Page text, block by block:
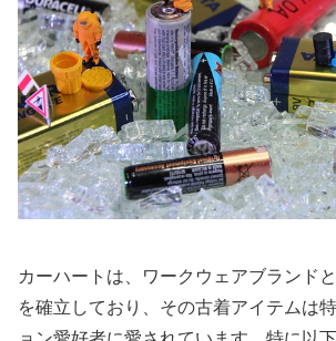
カーハートは、ワークウェアブランド
を確立しており、その古着アイテムは